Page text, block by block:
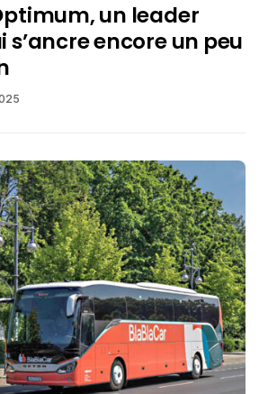
un leader
s’ancre encore un peu